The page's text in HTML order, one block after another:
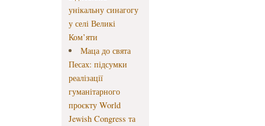
унікальну синагогу
у селі Великі
Ком’яти
Маца до свята
Песах: підсумки
реалізації
гуманітарного
проєкту World
Jewish Congress та